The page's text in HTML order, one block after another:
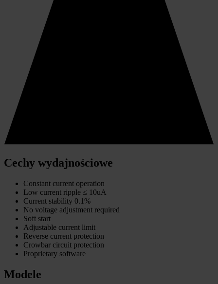
Cechy wydajnościowe
Constant current operation
Low current ripple ≤ 10uA
Current stability 0.1%
No voltage adjustment required
Soft start
Adjustable current limit
Reverse current protection
Crowbar circuit protection
Proprietary software
Modele